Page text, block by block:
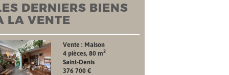
DERNIERS BIENS
LA VENTE
Vente : Maison
4 pièces, 80 m2
Saint-Denis
376 700 €